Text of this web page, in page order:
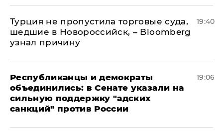
Турция не пропустила торговые суда,
шедшие в Новороссийск, – Bloomberg
узнал причину
19:40
Республиканцы и демократы
объединились: в Сенате указали на
сильную поддержку "адских
санкций" против России
19:06